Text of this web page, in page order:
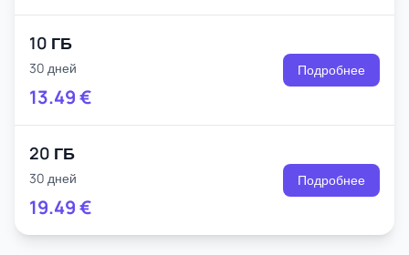
10 ГБ
30 дней
13.49€
Подробнее
20 ГБ
30 дней
19.49€
Подробнее